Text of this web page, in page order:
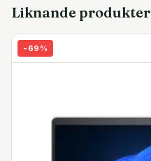
Liknande produkter
- 69 %